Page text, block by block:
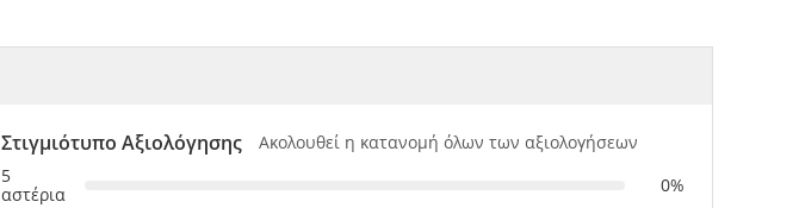
Στιγμιότυπο Αξιολόγησης
Ακολουθεί η κατανομή όλων των αξιολογήσεων
5
αστέρια
0%